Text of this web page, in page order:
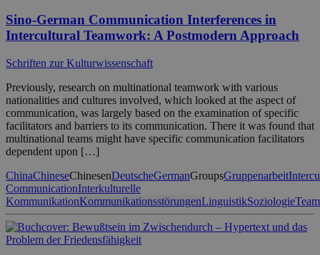
Sino-German Communication Interferences in
Intercultural Teamwork: A Postmodern Approach
Schriften zur Kulturwissenschaft
Previously, research on multinational teamwork with various
nationalities and cultures involved, which looked at the aspect of
communication, was largely based on the examination of specific
facilitators and barriers to its communication. There it was found that
multinational teams might have specific communication facilitators
dependent upon […]
ChinaChineseChinesenDeutscheGermanGroupsGruppenarbeit
CommunicationInterkulturelle
KommunikationKommunikationsstörungenLinguistikSoziologie